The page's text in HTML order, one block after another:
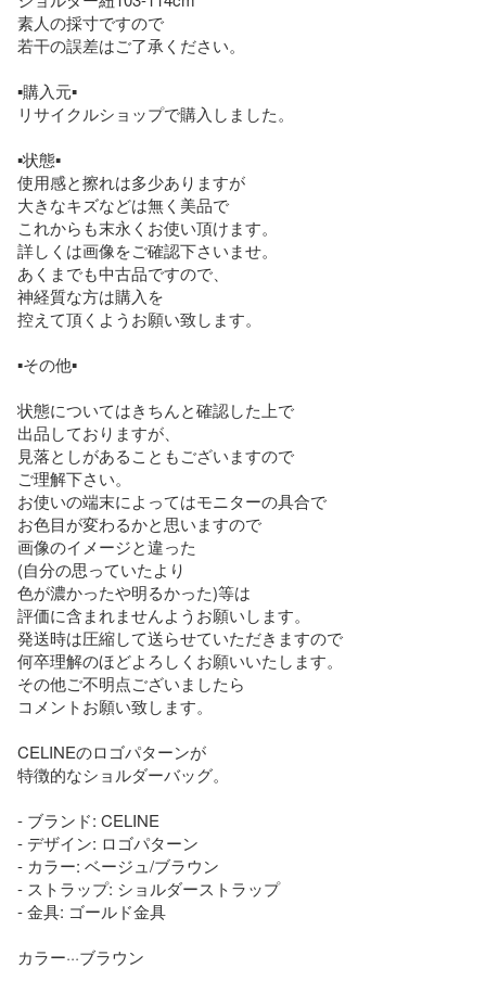
素人の採寸ですので
若干の誤差はご了承ください。
▪購入元▪
リサイクルショップで購入しました。
▪状態▪
使用感と擦れは多少ありますが
大きなキズなどは無く美品で
これからも末永くお使い頂けます。
詳しくは画像をご確認下さいませ。
あくまでも中古品ですので、
神経質な方は購入を
控えて頂くようお願い致します。
▪その他▪
状態についてはきちんと確認した上で
出品しておりますが、
見落としがあることもございますので
ご理解下さい。
お使いの端末によってはモニターの具合で
お色目が変わるかと思いますので
画像のイメージと違った
(自分の思っていたより
色が濃かったや明るかった)等は
評価に含まれませんようお願いします。
発送時は圧縮して送らせていただきますので
何卒理解のほどよろしくお願いいたします。
その他ご不明点ございましたら
コメントお願い致します。
CELINEのロゴパターンが
特徴的なショルダーバッグ。
- ブランド: CELINE
- デザイン: ロゴパターン
- カラー: ベージュ/ブラウン
- ストラップ: ショルダーストラップ
- 金具: ゴールド金具
カラー···ブラウン